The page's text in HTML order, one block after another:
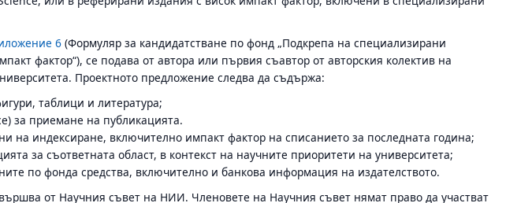
6 (Формуляр за кандидатстване по фонд „Подкрепа на специализирани
фактор“), се подава от автора или първия съавтор от авторския колектив на
Проектното предложение следва да съдържа:
таблици и литература;
за приемане на публикацията.
на индексиране, включително импакт фактор на списанието за последната година;
за съответната област, в контекст на научните приоритети на университета;
по фонда средства, включително и банкова информация на издателството.
от Научния съвет на НИИ. Членовете на Научния съвет нямат право да участват